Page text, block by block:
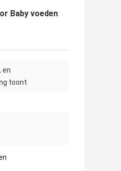
Baby voeden
en
toont